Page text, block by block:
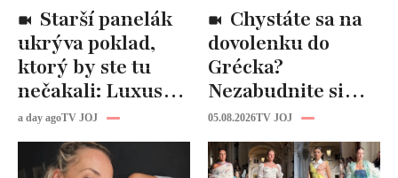
ukrýva poklad,
ktorý by ste tu
nečakali: Luxusná
kuchyňa aj
kúpeľňa ako z
novostavby!
a day agoTV JOJ
dovolenku do
Grécka?
Nezabudnite si
odtiaľ uloviť tieto
štýlové kúsky
05.08.2026TV JOJ